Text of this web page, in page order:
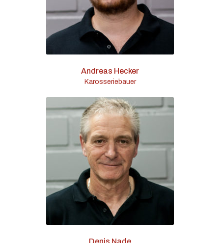
Andreas Hecker
Karosseriebauer
Denis Nade